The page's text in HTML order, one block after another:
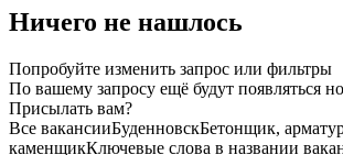
Ничего не нашлось
Попробуйте изменить запрос или фильтры
По вашему запросу ещё будут появляться
Присылать вам?
Все вакансииБуденновскБетонщик,
каменщикКлючевые слова в названии